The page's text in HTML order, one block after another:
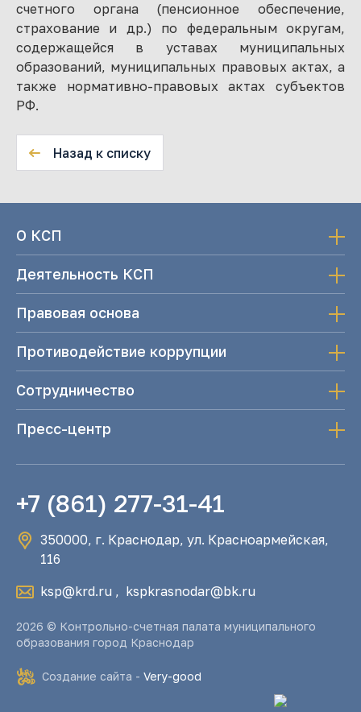
счетного органа (пенсионное обеспечение,
страхование и др.) по федеральным округам,
содержащейся в уставах муниципальных
образований, муниципальных правовых актах, а
также нормативно-правовых актах субъектов
РФ.
Назад к списку
О КСП
Деятельность КСП
Правовая основа
Противодействие коррупции
Сотрудничество
Пресс-центр
+7 (861) 277-31-41
350000, г. Краснодар, ул. Красноармейская,
116
ksp@krd.ru , kspkrasnodar@bk.ru
2026 © Контрольно-счетная палата муниципального
образования город Краснодар
Создание сайта - Very-good